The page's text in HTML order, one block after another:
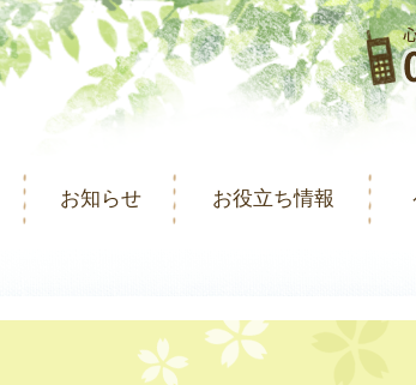
お知らせ お役立ち情報